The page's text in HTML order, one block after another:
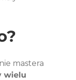
mastera
wielu